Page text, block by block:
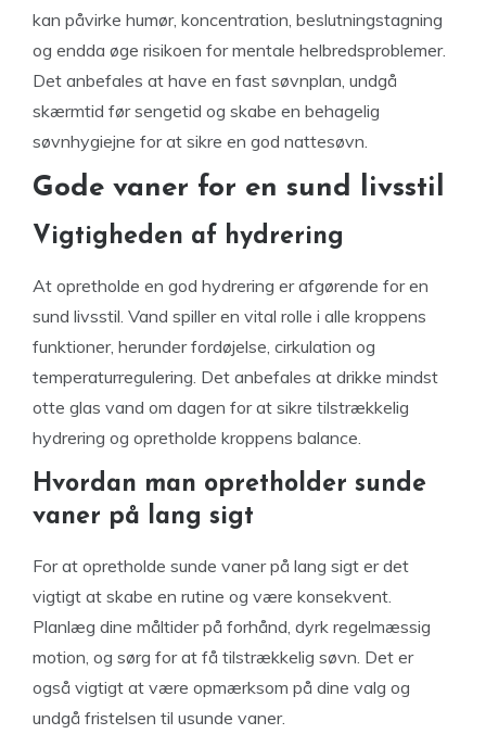
kan påvirke humør, koncentration, beslutningstagning
og endda øge risikoen for mentale helbredsproblemer.
Det anbefales at have en fast søvnplan, undgå
skærmtid før sengetid og skabe en behagelig
søvnhygiejne for at sikre en god nattesøvn.
Gode vaner for en sund livsstil
Vigtigheden af hydrering
At opretholde en god hydrering er afgørende for en
sund livsstil. Vand spiller en vital rolle i alle kroppens
funktioner, herunder fordøjelse, cirkulation og
temperaturregulering. Det anbefales at drikke mindst
otte glas vand om dagen for at sikre tilstrækkelig
hydrering og opretholde kroppens balance.
Hvordan man opretholder sunde
vaner på lang sigt
For at opretholde sunde vaner på lang sigt er det
vigtigt at skabe en rutine og være konsekvent.
Planlæg dine måltider på forhånd, dyrk regelmæssig
motion, og sørg for at få tilstrækkelig søvn. Det er
også vigtigt at være opmærksom på dine valg og
undgå fristelsen til usunde vaner.